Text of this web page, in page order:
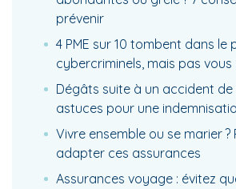
prévenir
4 PME sur 10 tombent dans le
cybercriminels, mais pas vous
Dégâts suite à un accident de
astuces pour une
Vivre ensemble ou se marier ?
adapter ces assurances
Assurances voyage : évitez